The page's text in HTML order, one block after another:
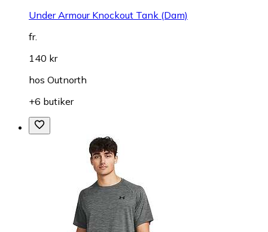
Under Armour Knockout Tank (Dam)
fr.
140 kr
hos Outnorth
+6 butiker